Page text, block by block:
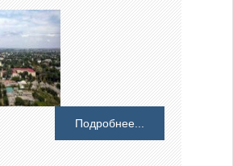
Подробнее...